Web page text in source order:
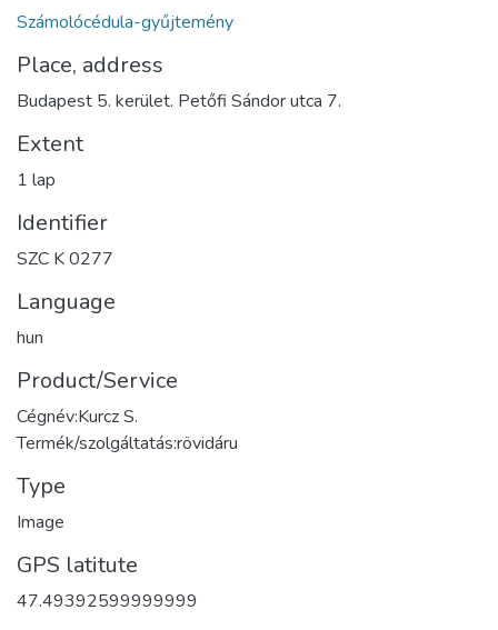
Számolócédula-gyűjtemény
Place, address
Budapest 5. kerület. Petőfi Sándor utca 7.
Extent
1 lap
Identifier
SZC K 0277
Language
hun
Product/Service
Cégnév:Kurcz S.
Termék/szolgáltatás:rövidáru
Type
Image
GPS latitute
47.49392599999999